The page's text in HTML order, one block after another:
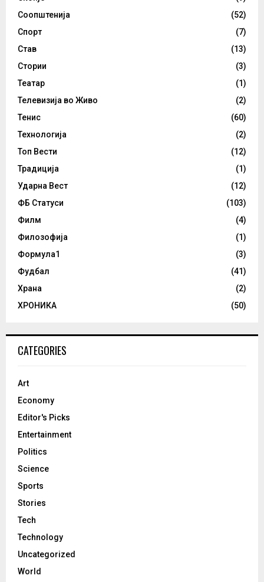
Соопштенија
(52)
Спорт
(7)
Став
(13)
Стории
(3)
Театар
(1)
Телевизија во Живо
(2)
Тенис
(60)
Технологија
(2)
Топ Вести
(12)
Традиција
(1)
Ударна Вест
(12)
ФБ Статуси
(103)
Филм
(4)
Филозофија
(1)
Формула1
(3)
Фудбал
(41)
Храна
(2)
ХРОНИКА
(50)
CATEGORIES
Art
Economy
Editor's Picks
Entertainment
Politics
Science
Sports
Stories
Tech
Technology
Uncategorized
World